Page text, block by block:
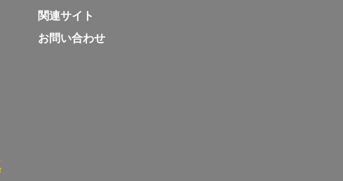
関連サイト
お問い合わせ